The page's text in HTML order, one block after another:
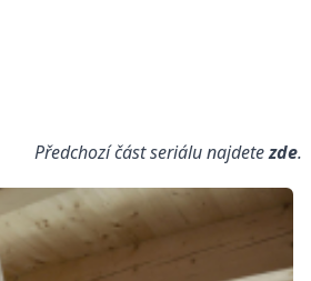
Předchozí část seriálu najdetezde.